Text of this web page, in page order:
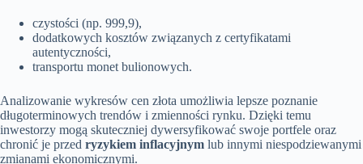
czystości (np. 999,9),
dodatkowych kosztów związanych z certyfikatami
autentyczności,
transportu monet bulionowych.
Analizowanie wykresów cen złota umożliwia lepsze poznanie
długoterminowych trendów i zmienności rynku. Dzięki temu
inwestorzy mogą skuteczniej dywersyfikować swoje portfele oraz
chronić je przed ryzykiem inflacyjnym lub innymi niespodziewanymi
zmianami ekonomicznymi.